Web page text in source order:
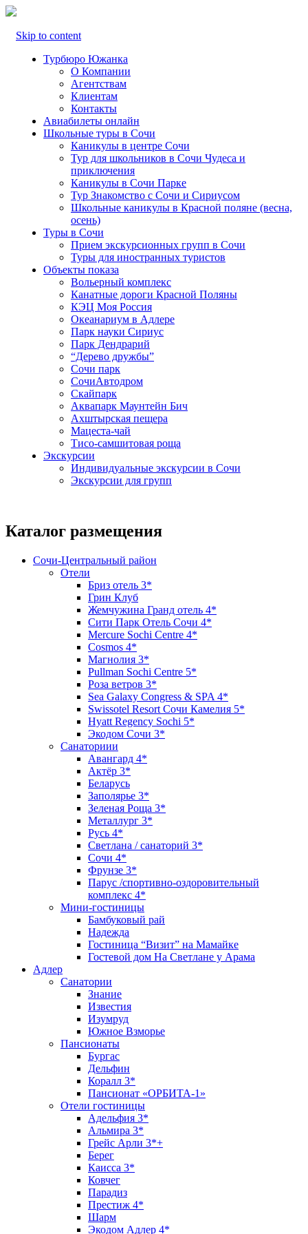
Skip to content
Турбюро Южанка
О Компании
Агентствам
Клиентам
Контакты
Авиабилеты онлайн
Школьные туры в Сочи
Каникулы в центре Сочи
Тур для школьников в Сочи Чудеса и
приключения
Каникулы в Сочи Парке
Тур Знакомство с Сочи и Сириусом
Школьные каникулы в Красной поляне (весна,
осень)
Туры в Сочи
Прием экскурсионных групп в Сочи
Туры для иностранных туристов
Объекты показа
Вольерный комплекс
Канатные дороги Красной Поляны
КЭЦ Моя Россия
Океанариум в Адлере
Парк науки Сириус
Парк Дендрарий
“Дерево дружбы”
Сочи парк
СочиАвтодром
Скайпарк
Аквапарк Маунтейн Бич
Ахштырская пещера
Мацеста-чай
Тисо-самшитовая роща
Экскурсии
Индивидуальные экскурсии в Сочи
Экскурсии для групп
Каталог размещения
Сочи-Центральный район
Отели
Бриз отель 3*
Грин Клуб
Жемчужина Гранд отель 4*
Сити Парк Отель Сочи 4*
Mercure Sochi Centre 4*
Cosmos 4*
Магнолия 3*
Pullman Sochi Сеntre 5*
Роза ветров 3*
Sea Galaxy Congress & SPA 4*
Swissotel Resort Сочи Камелия 5*
Hyatt Regency Sochi 5*
Экодом Сочи 3*
Санаториии
Авангард 4*
Актёр 3*
Беларусь
Заполярье 3*
Зеленая Роща 3*
Металлург 3*
Русь 4*
Светлана / санаторий 3*
Сочи 4*
Фрунзе 3*
Парус /спортивно-оздоровительный
комплекс 4*
Мини-гостиницы
Бамбуковый рай
Надежда
Гостиница “Визит” на Мамайке
Гостевой дом На Светлане у Арама
Адлер
Санатории
Знание
Известия
Изумруд
Южное Взморье
Пансионаты
Бургас
Дельфин
Коралл 3*
Пансионат «ОРБИТА-1»
Отели гостиницы
Адельфия 3*
Альмира 3*
Грейс Арли 3*+
Берег
Каисса 3*
Ковчег
Парадиз
Престиж 4*
Шарм
Экодом Адлер 4*